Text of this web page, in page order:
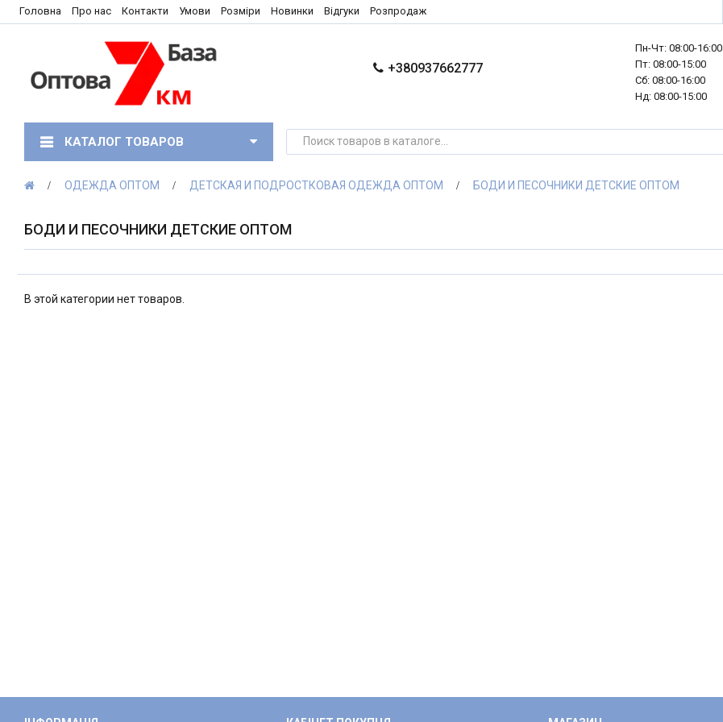
Головна Про нас Контакти Умови Розміри Новинки Відгуки Розпродаж
+380937662777
Пн-Чт: 08:00-16:00
Пт: 08:00-15:00
Сб: 08:00-16:00
Нд: 08:00-15:00
КАТАЛОГ ТОВАРОВ
ОДЕЖДА ОПТОМ ДЕТСКАЯ И ПОДРОСТКОВАЯ ОДЕЖДА ОПТОМ БОДИ И ПЕСОЧНИКИ ДЕТСКИЕ ОПТОМ
БОДИ И ПЕСОЧНИКИ ДЕТСКИЕ ОПТОМ
В этой категории нет товаров.